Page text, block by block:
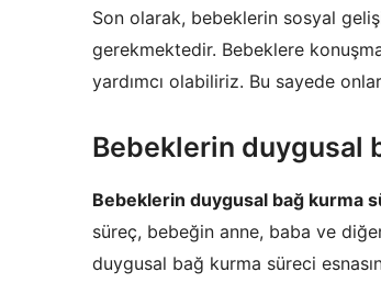
Son olarak, bebeklerin sosyal
gerekmektedir. Bebeklere
yardımcı olabiliriz. Bu sayede
Bebeklerin duygusal
Bebeklerin duygusal bağ kurma
süreç, bebeğin anne, baba ve
duygusal bağ kurma süreci